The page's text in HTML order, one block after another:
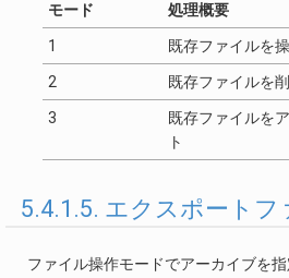
モード 処理概要
1 既存ファイルを
2 既存ファイルを
3
既存ファイルを
ト
5.4.1.5. エクスポート
ファイル操作モードでアーカイブを